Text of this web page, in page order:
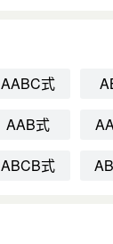
AABC式
AAB式
ABCB式